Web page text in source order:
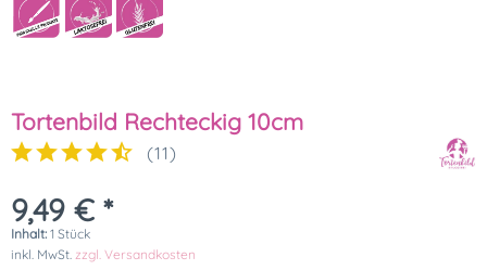
Tortenbild Rechteckig 10cm
(11)
9,49 € *
Inhalt: 1 Stück
inkl. MwSt. zzgl. Versandkosten